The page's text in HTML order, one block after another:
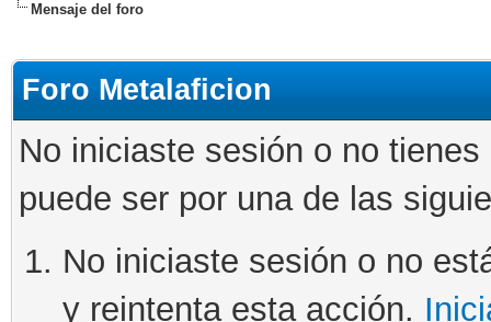
Mensaje del foro
Foro Metalaficion
No iniciaste sesión o no
puede ser por una de las
No iniciaste sesión o no
y reintenta esta acción.